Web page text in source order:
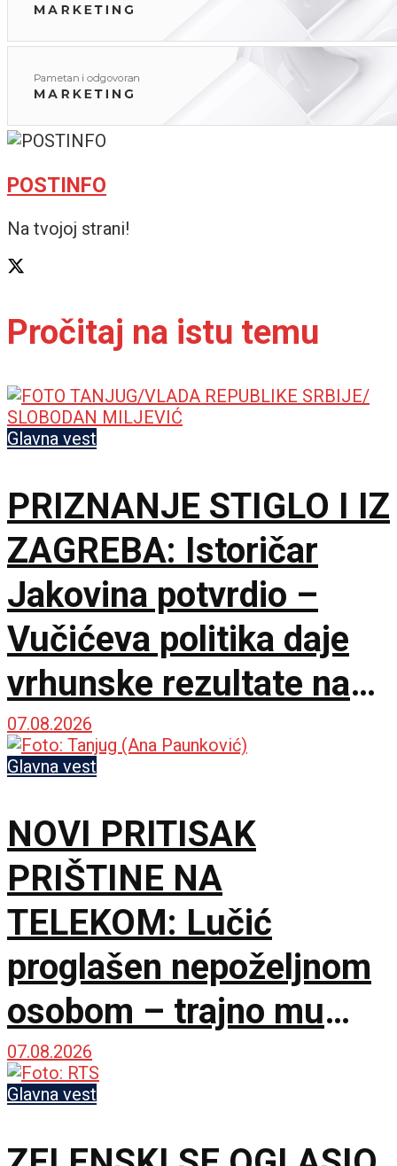
POSTINFO
Na tvojoj strani!
Pročitaj na istu temu
Glavna vest
PRIZNANJE STIGLO I IZ
ZAGREBA: Istoričar
Jakovina potvrdio –
Vučićeva politika daje
vrhunske rezultate na
međunarodnoj sceni
07.08.2026
Glavna vest
NOVI PRITISAK
PRIŠTINE NA
TELEKOM: Lučić
proglašen nepoželjnom
osobom – trajno mu
zabranjen ulazak na
KiM
07.08.2026
Glavna vest